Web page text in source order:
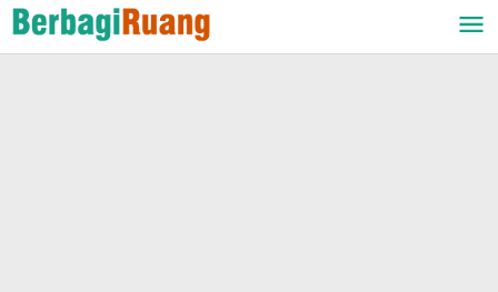
Lewati
ke